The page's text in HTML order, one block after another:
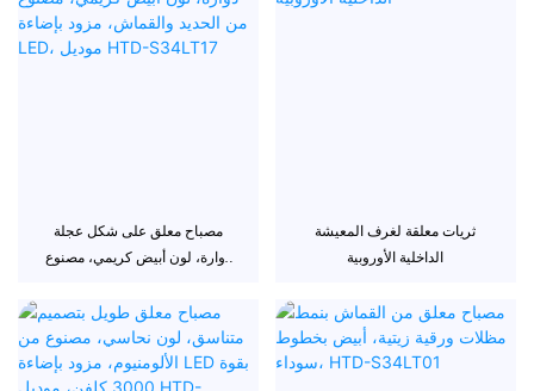
مصباح معلق على شكل عجلة
دوارة، لون أبيض كريمي، مصنوع
LED، موديل HTD-S34LT17
ثريات معلقة لغرف المعيشة
الداخلية الأوروبية